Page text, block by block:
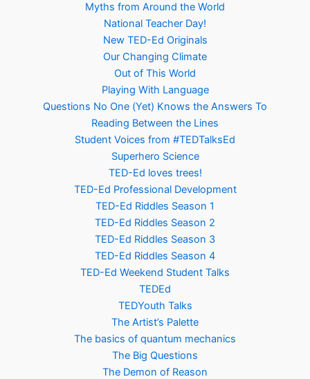
Myths from Around the World
National Teacher Day!
New TED-Ed Originals
Our Changing Climate
Out of This World
Playing With Language
Questions No One (Yet) Knows the Answers To
Reading Between the Lines
Student Voices from #TEDTalksEd
Superhero Science
TED-Ed loves trees!
TED-Ed Professional Development
TED-Ed Riddles Season 1
TED-Ed Riddles Season 2
TED-Ed Riddles Season 3
TED-Ed Riddles Season 4
TED-Ed Weekend Student Talks
TEDEd
TEDYouth Talks
The Artist’s Palette
The basics of quantum mechanics
The Big Questions
The Demon of Reason